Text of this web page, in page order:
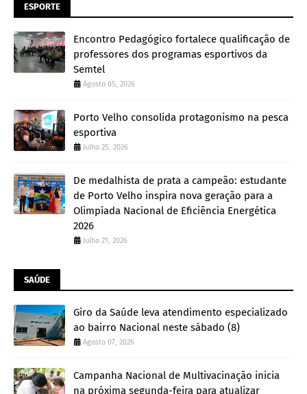
ESPORTE
Encontro Pedagógico fortalece qualificação de
professores dos programas esportivos da
Semtel
Agosto 05, 2026
Porto Velho consolida protagonismo na pesca
esportiva
Julho 25, 2026
De medalhista de prata a campeão: estudante
de Porto Velho inspira nova geração para a
Olimpíada Nacional de Eficiência Energética
2026
Julho 21, 2026
SAÚDE
Giro da Saúde leva atendimento especializado
ao bairro Nacional neste sábado (8)
Agosto 07, 2026
Campanha Nacional de Multivacinação inicia
na próxima segunda-feira para atualizar